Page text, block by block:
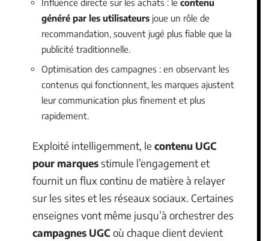
généré par les utilisateurs joue un rôle de
recommandation, souvent jugé plus fiable que la
publicité traditionnelle.
Optimisation des campagnes : en observant les
contenus qui fonctionnent, les marques ajustent
leur communication plus finement et plus
rapidement.
Exploité intelligemment, le contenu UGC
pour marquesstimule l’engagement et
fournit un flux continu de matière à relayer
sur les sites et les réseaux sociaux. Certaines
enseignes vont même jusqu’à orchestrer des
campagnes UGCoù chaque client devient